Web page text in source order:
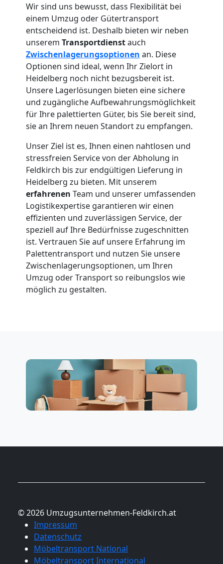
Wir sind uns bewusst, dass Flexibilität bei
einem Umzug oder Gütertransport
entscheidend ist. Deshalb bieten wir neben
unserem Transportdienstauch
Zwischenlagerungsoptionen an. Diese
Optionen sind ideal, wenn Ihr Zielort in
Heidelberg noch nicht bezugsbereit ist.
Unsere Lagerlösungen bieten eine sichere
und zugängliche Aufbewahrungsmöglichkeit
für Ihre palettierten Güter, bis Sie bereit sind,
sie an Ihrem neuen Standort zu empfangen.
Unser Ziel ist es, Ihnen einen nahtlosen und
stressfreien Service von der Abholung in
Feldkirch bis zur endgültigen Lieferung in
Heidelberg zu bieten. Mit unserem
erfahrenen Team und unserer umfassenden
Logistikexpertise garantieren wir einen
effizienten und zuverlässigen Service, der
speziell auf Ihre Bedürfnisse zugeschnitten
ist. Vertrauen Sie auf unsere Erfahrung im
Palettentransport und nutzen Sie unsere
Zwischenlagerungsoptionen, um Ihren
Umzug oder Transport so reibungslos wie
möglich zu gestalten.
© 2026 Umzugsunternehmen-Feldkirch.at
Impressum
Datenschutz
Möbeltransport National
Möbeltransport International